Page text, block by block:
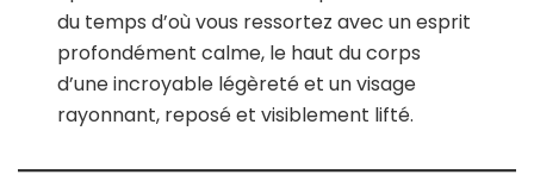
du temps d’où vous ressortez avec un esprit
profondément calme, le haut du corps
d’une incroyable légèreté et un visage
rayonnant, reposé et visiblement lifté.